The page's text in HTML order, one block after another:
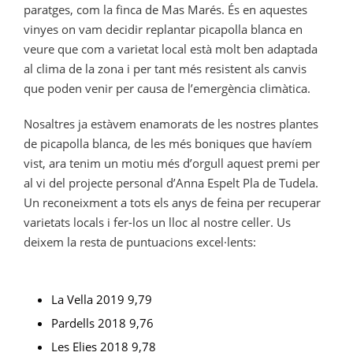
paratges, com la finca de Mas Marés. És en aquestes
vinyes on vam decidir replantar picapolla blanca en
veure que com a varietat local està molt ben adaptada
al clima de la zona i per tant més resistent als canvis
que poden venir per causa de l’emergència climàtica.
Nosaltres ja estàvem enamorats de les nostres plantes
de picapolla blanca, de les més boniques que havíem
vist, ara tenim un motiu més d’orgull aquest premi per
al vi del projecte personal d’Anna Espelt Pla de Tudela.
Un reconeixment a tots els anys de feina per recuperar
varietats locals i fer-los un lloc al nostre celler. Us
deixem la resta de puntuacions excel·lents:
La Vella 2019 9,79
Pardells 2018 9,76
Les Elies 2018 9,78